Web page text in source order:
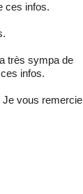
ces infos.
très sympa de
infos.
Je vous remercie